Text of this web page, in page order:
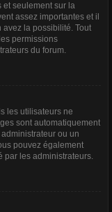
et seulement sur la
assez importantes et il
la possibilité. Tout
permissions
du forum.
les utilisateurs ne
sont automatiquement
ou un
pouvez également
par les administrateurs.